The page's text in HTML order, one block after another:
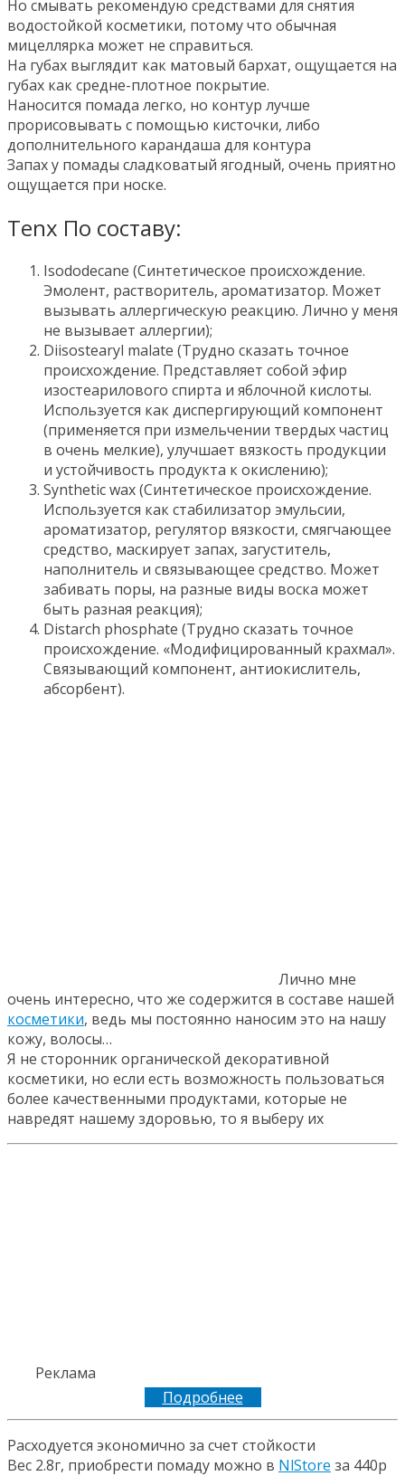
Но смывать рекомендую средствами для снятия
водостойкой косметики, потому что обычная
мицеллярка может не справиться.
На губах выглядит как матовый бархат, ощущается на
губах как средне-плотное покрытие.
Наносится помада легко, но контур лучше
прорисовывать с помощью кисточки, либо
дополнительного карандаша для контура
Запах у помады сладковатый ягодный, очень приятно
ощущается при носке.
Tenx По составу:
Isododecane (Синтетическое происхождение.
Эмолент, растворитель, ароматизатор. Может
вызывать аллергическую реакцию. Лично у меня
не вызывает аллергии);
Diisostearyl malate (Трудно сказать точное
происхождение. Представляет собой эфир
изостеарилового спирта и яблочной кислоты.
Используется как диспергирующий компонент
(применяется при измельчении твердых частиц
в очень мелкие), улучшает вязкость продукции
и устойчивость продукта к окислению);
Synthetic wax (Синтетическое происхождение.
Используется как стабилизатор эмульсии,
ароматизатор, регулятор вязкости, смягчающее
средство, маскирует запах, загуститель,
наполнитель и связывающее средство. Может
забивать поры, на разные виды воска может
быть разная реакция);
Distarch phosphate (Трудно сказать точное
происхождение. «Модифицированный крахмал».
Связывающий компонент, антиокислитель,
абсорбент).
Лично мне
очень интересно, что же содержится в составе нашей
косметики, ведь мы постоянно наносим это на нашу
кожу, волосы…
Я не сторонник органической декоративной
косметики, но если есть возможность пользоваться
более качественными продуктами, которые не
навредят нашему здоровью, то я выберу их
Реклама
Подробнее
Расходуется экономично за счет стойкости
Вес 2.8г, приобрести помаду можно в NlStore за 440р